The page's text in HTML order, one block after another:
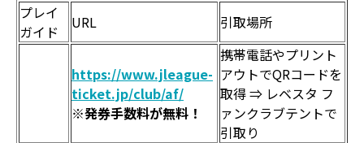
プレイ
ガイド
URL 引取場所
https://www.jleague-
ticket.jp/club/af/
※発券手数料が無料！
携帯電話やプリント
アウトでQRコードを
取得 ⇒ レベスタ フ
ァンクラブテントで
引取り